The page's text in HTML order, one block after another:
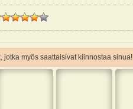
myös saattaisivat kiinnostaa sinua!